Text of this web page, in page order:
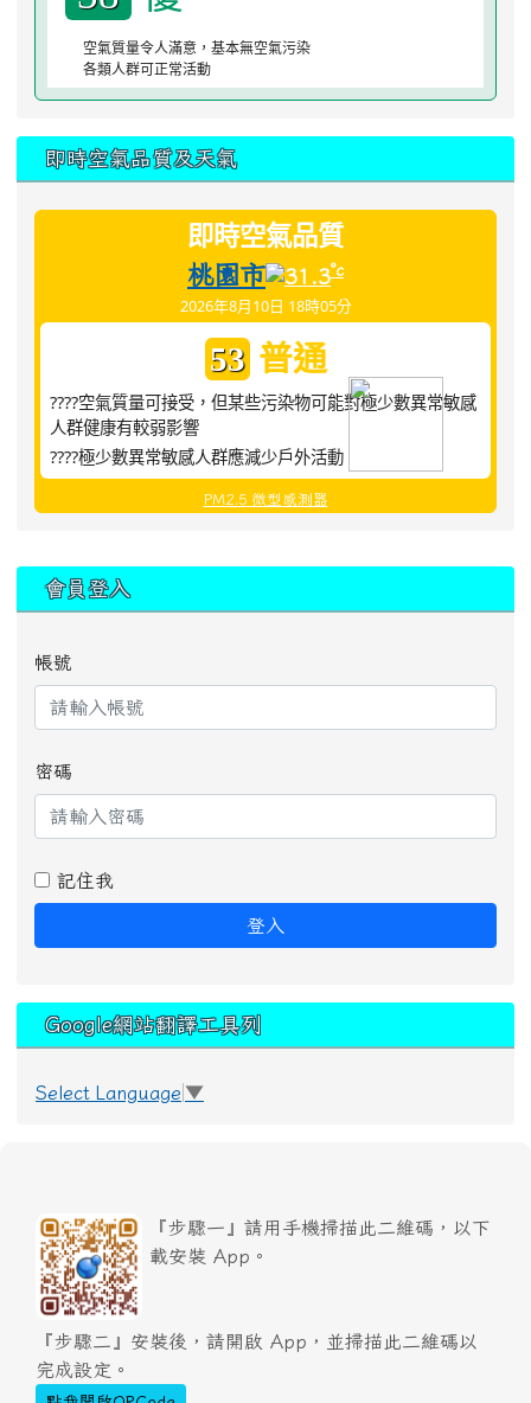
空氣質量令人滿意，基本無空氣污染
各類人群可正常活動
即時空氣品質及天氣
即時空氣品質
桃園市 31.3°c
2026年8月10日 18時05分
53 普通
????空氣質量可接受，但某些污染物可能對極少數異常敏感
人群健康有較弱影響
????極少數異常敏感人群應減少戶外活動
PM2.5 微型感測器
會員登入
帳號
密碼
記住我
登入
Google網站翻譯工具列
Select Language ▼
『步驟一』請用手機掃描此二維碼，以下
載安裝 App。
『步驟二』安裝後，請開啟 App，並掃描此二維碼以
完成設定。